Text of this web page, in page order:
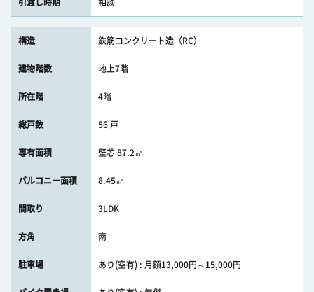
引渡し時期 相談
構造 鉄筋コンクリート造（RC）
建物階数 地上7階
所在階 4階
総戸数 56 戸
専有面積 壁芯 87.2㎡
バルコニー面積 8.45㎡
間取り 3LDK
方角 南
駐車場 あり(空有) : 月額13,000円～15,000円